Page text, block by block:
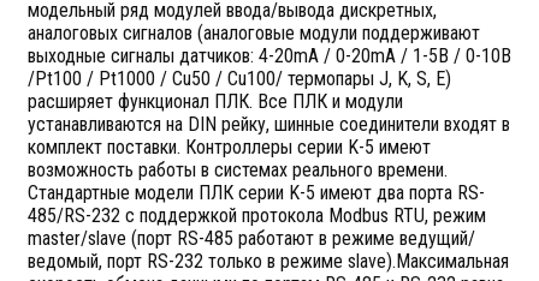
модельный ряд модулей ввода/вывода дискретных,
аналоговых сигналов (аналоговые модули поддерживают
выходные сигналы датчиков: 4-20mA / 0-20mA / 1-5В / 0-10В
/Pt100 / Pt1000 / Cu50 / Cu100/ термопары J, K, S, E)
расширяет функционал ПЛК. Все ПЛК и модули
устанавливаются на DIN рейку, шинные соединители входят в
комплект поставки. Контроллеры серии K-5 имеют
возможность работы в системах реального времени.
Стандартные модели ПЛК серии K-5 имеют два порта RS-
485/RS-232 с поддержкой протокола Modbus RTU, режим
master/slave (порт RS-485 работают в режиме ведущий/
ведомый, порт RS-232 только в режиме slave).Максимальная